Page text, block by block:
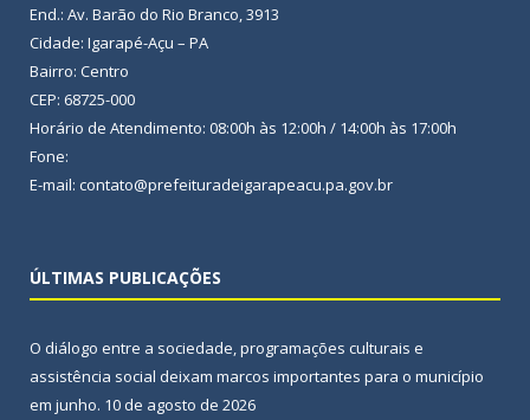
End.: Av. Barão do Rio Branco, 3913
Cidade: Igarapé-Açu – PA
Bairro: Centro
CEP: 68725-000
Horário de Atendimento: 08:00h às 12:00h / 14:00h às 17:00h
Fone:
E-mail: contato@prefeituradeigarapeacu.pa.gov.br
ÚLTIMAS PUBLICAÇÕES
O diálogo entre a sociedade, programações culturais e
assistência social deixam marcos importantes para o município
em junho. 10 de agosto de 2026